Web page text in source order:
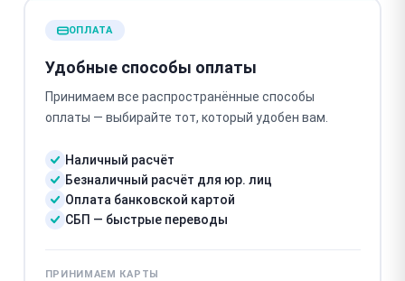
ОПЛАТА
Удобные способы оплаты
Принимаем все распространённые способы
оплаты — выбирайте тот, который удобен вам.
Наличный расчёт
Безналичный расчёт для юр. лиц
Оплата банковской картой
СБП — быстрые переводы
ПРИНИМАЕМ КАРТЫ